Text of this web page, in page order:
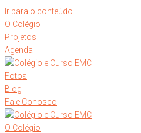
Ir para o conteúdo
O Colégio
Projetos
Agenda
Fotos
Blog
Fale Conosco
O Colégio